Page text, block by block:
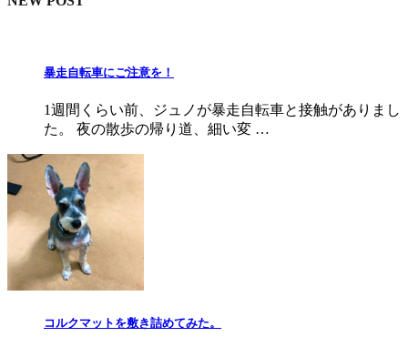
暴走自転車にご注意を！
1週間くらい前、ジュノが暴走自転車と接触がありまし
た。 夜の散歩の帰り道、細い変 …
コルクマットを敷き詰めてみた。